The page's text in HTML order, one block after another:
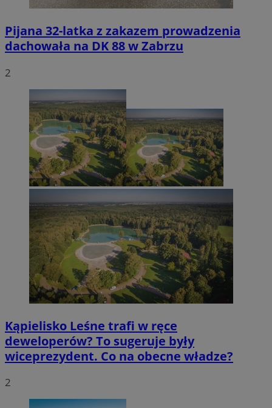
Pijana 32-latka z zakazem prowadzenia
dachowała na DK 88 w Zabrzu
2
Kąpielisko Leśne trafi w ręce
deweloperów? To sugeruje były
wiceprezydent. Co na obecne władze?
2